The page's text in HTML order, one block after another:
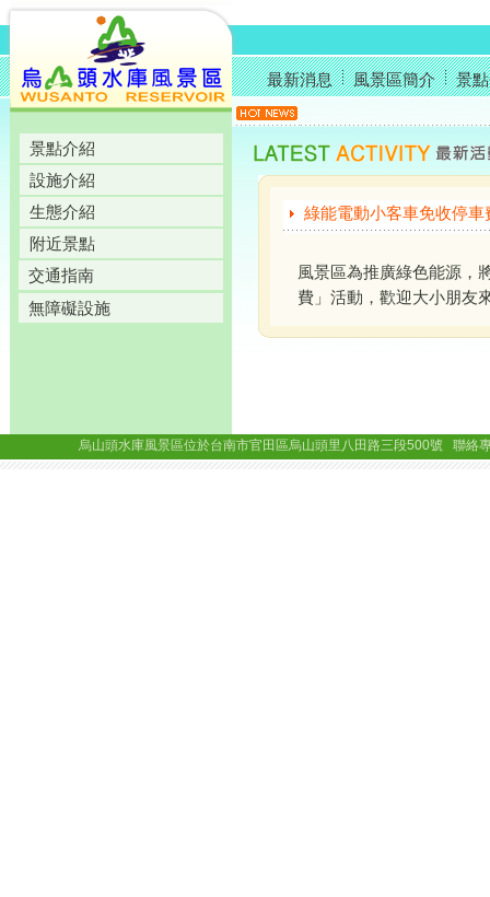
景點介紹
設施介紹
生態介紹
附近景點
交通指南
無障礙設施
最新消息 風景區簡介 景
綠能電動小客車免收停車
風景區為推廣綠色能源，
費」活動，歡迎大小朋友
烏山頭水庫風景區位於台南市官田區烏山頭里八田路三段500號 聯